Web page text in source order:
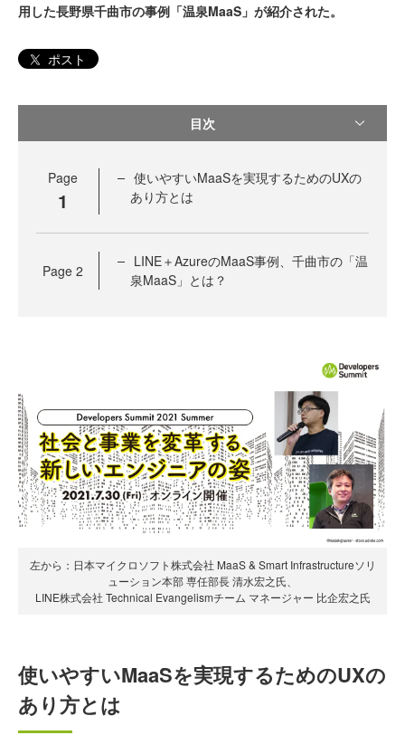
用した長野県千曲市の事例「温泉MaaS」が紹介された。
ポスト
目次
Page
1
使いやすいMaaSを実現するためのUXの
あり方とは
Page 2
LINE＋AzureのMaaS事例、千曲市の「温
泉MaaS」とは？
左から：日本マイクロソフト株式会社 MaaS & Smart Infrastructureソリ
ューション本部 専任部長 清水宏之氏、
LINE株式会社 Technical Evangelismチーム マネージャー 比企宏之氏
使いやすいMaaSを実現するためのUXの
あり方とは